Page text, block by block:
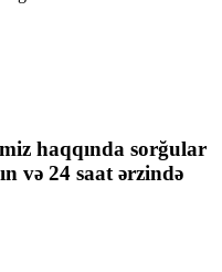
haqqında sorğular
və 24 saat ərzində